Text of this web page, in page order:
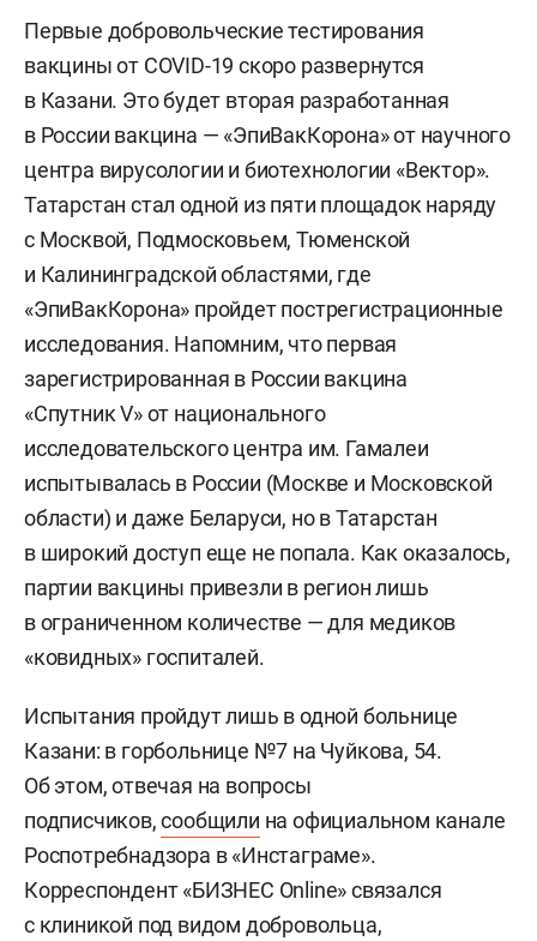
Первые добровольческие тестирования
вакцины от COVID-19 скоро развернутся
в Казани. Это будет вторая разработанная
в России вакцина — «ЭпиВакКорона» от научного
центра вирусологии и биотехнологии «Вектор».
Татарстан стал одной из пяти площадок наряду
с Москвой, Подмосковьем, Тюменской
и Калининградской областями, где
«ЭпиВакКорона» пройдет пострегистрационные
исследования. Напомним, что первая
зарегистрированная в России вакцина
«Спутник V» от национального
исследовательского центра им. Гамалеи
испытывалась в России (Москве и Московской
области) и даже Беларуси, но в Татарстан
в широкий доступ еще не попала. Как оказалось,
партии вакцины привезли в регион лишь
в ограниченном количестве — для медиков
«ковидных» госпиталей.
Испытания пройдут лишь в одной больнице
Казани: в горбольнице №7 на Чуйкова, 54.
Об этом, отвечая на вопросы
подписчиков,сообщили на официальном канале
Роспотребнадзора в «Инстаграме».
Корреспондент «БИЗНЕС Online» связался
с клиникой под видом добровольца,